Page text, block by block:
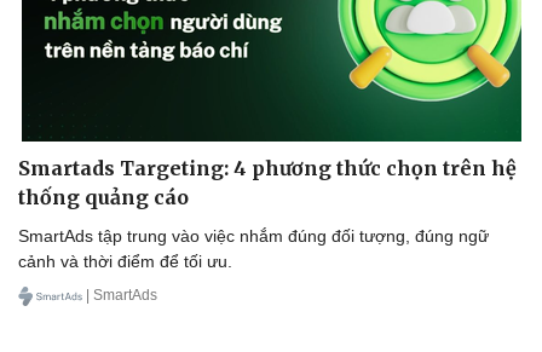
Smartads Targeting: 4 phương thức chọn trên hệ
thống quảng cáo
SmartAds tập trung vào việc nhắm đúng đối tượng, đúng ngữ
cảnh và thời điểm để tối ưu.
| SmartAds